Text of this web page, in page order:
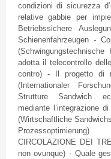
condizioni di sicurezza
relativegabbie per
Betriebssichere
Schienenfahrzeugen-
(Schwingungstechnische
adotta il telecontrollo delle
contro) - Il progetto di
(Internationaler
StruttureSandwich
mediante
l’integrazione di
(Wirtschaftliche
Prozessoptimierung)
CIRCOLAZIONE DEI
nonovunque) - Quale